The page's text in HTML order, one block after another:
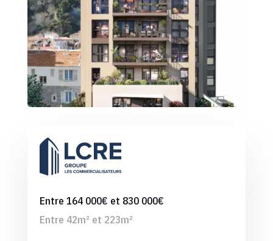
Entre 164 000€ et 830 000€
Entre 42m² et 223m²